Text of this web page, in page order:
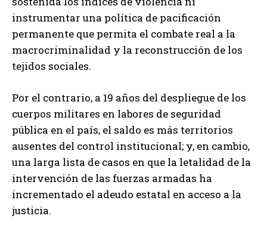
instrumentar una política de pacificación
permanente que permita el combate real a la
macrocriminalidad y la reconstrucción de los
tejidos sociales.
Por el contrario, a 19 años del despliegue de los
cuerpos militares en labores de seguridad
pública en el país, el saldo es más territorios
ausentes del control institucional; y, en cambio,
una larga lista de casos en que la letalidad de la
intervención de las fuerzas armadas ha
incrementado el adeudo estatal en acceso a la
justicia.